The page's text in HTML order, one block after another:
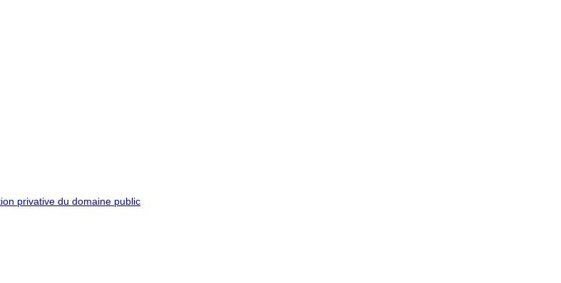
privative du domaine public